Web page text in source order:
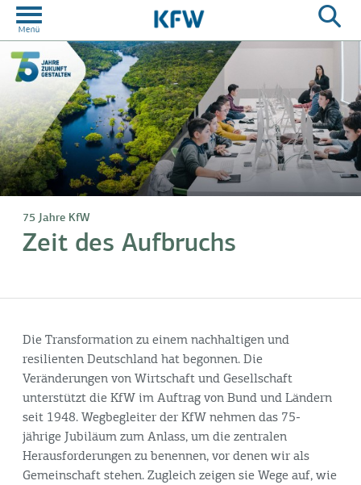
75 Jahre KfW
Zeit des Aufbruchs
Die Transformation zu einem nachhaltigen und
resilienten Deutschland hat begonnen. Die
Veränderungen von Wirtschaft und Gesellschaft
unterstützt die KfW im Auftrag von Bund und Ländern
seit 1948. Wegbegleiter der KfW nehmen das 75-
jährige Jubiläum zum Anlass, um die zentralen
Herausforderungen zu benennen, vor denen wir als
Gemeinschaft stehen. Zugleich zeigen sie Wege auf, wie